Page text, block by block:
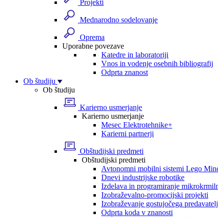
Projekti
Mednarodno sodelovanje
Oprema
Uporabne povezave
Katedre in laboratoriji
Vnos in vodenje osebnih bibliografij
Odprta znanost
Ob študiju
Ob študiju
Karierno usmerjanje
Karierno usmerjanje
Mesec Elektrotehnike+
Karierni partnerji
Obštudijski predmeti
Obštudijski predmeti
Avtonomni mobilni sistemi Lego
Dnevi industrijske robotike
Izdelava in programiranje
Izobraževalno-promocijski projekti
Izobraževanje gostujočega
Odprta koda v znanosti